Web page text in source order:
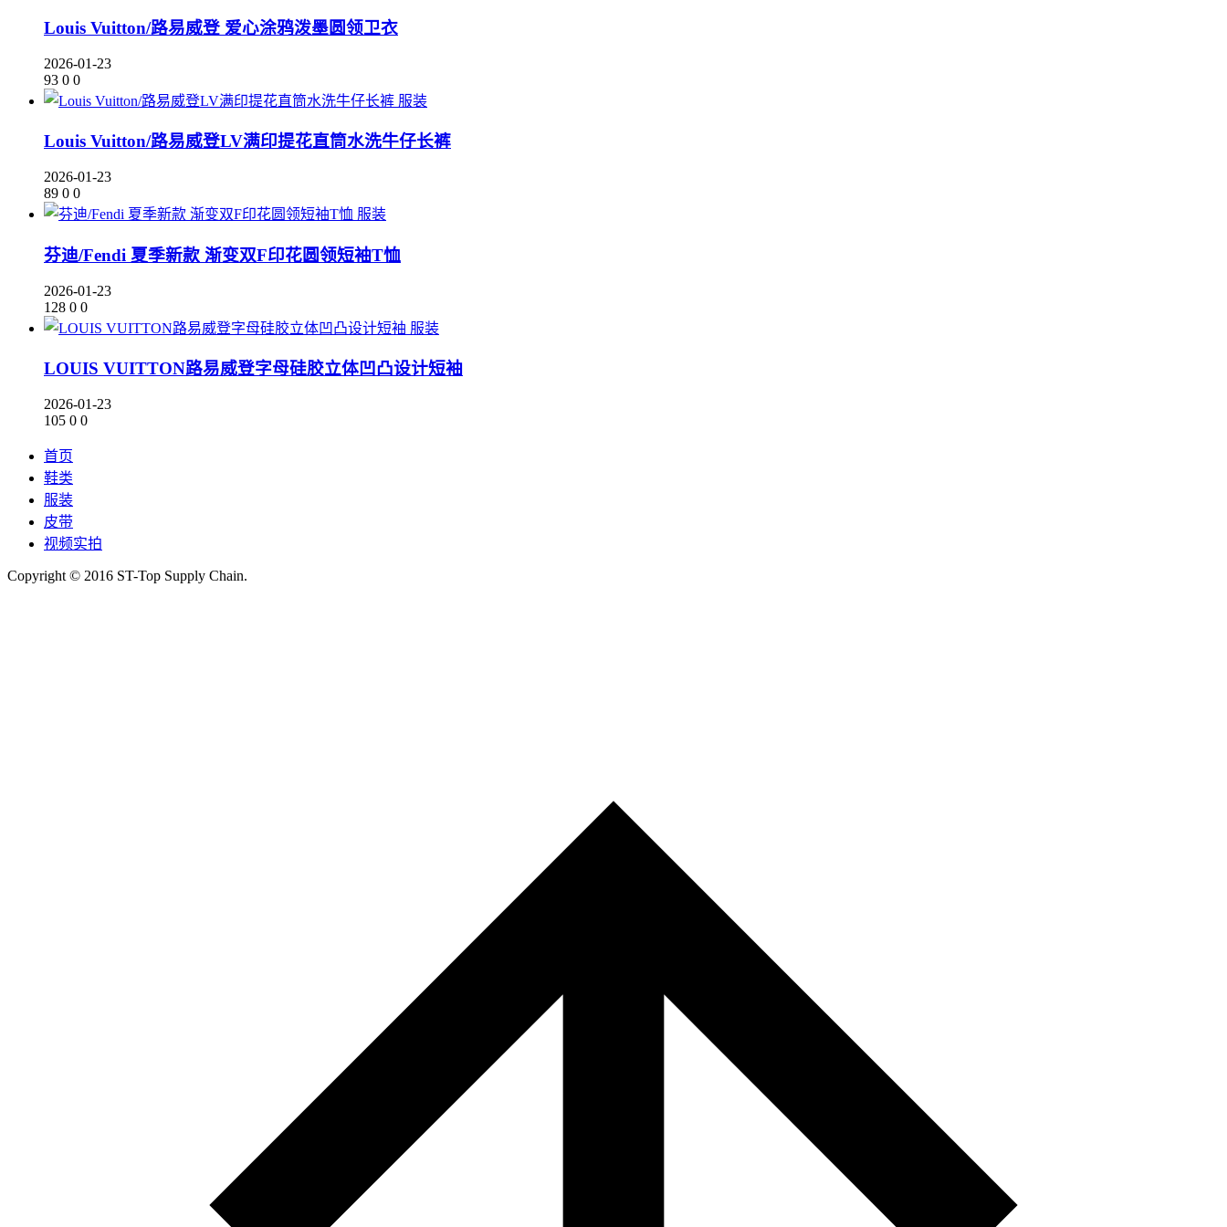
Louis Vuitton/路易威登 爱心涂鸦泼墨圆领卫衣
2026-01-23
93 0 0
服装
Louis Vuitton/路易威登LV满印提花直筒水洗牛仔长裤
2026-01-23
89 0 0
服装
芬迪/Fendi 夏季新款 渐变双F印花圆领短袖T恤
2026-01-23
128 0 0
服装
LOUIS VUITTON路易威登字母硅胶立体凹凸设计短袖
2026-01-23
105 0 0
首页
鞋类
服装
皮带
视频实拍
Copyright © 2016 ST-Top Supply Chain.